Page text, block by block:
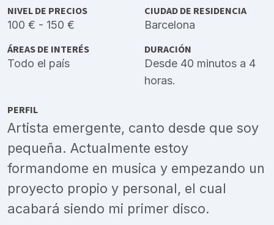
NIVEL DE PRECIOS
100 € - 150 €
CIUDAD DE RESIDENCIA
Barcelona
ÁREAS DE INTERÉS
Todo el país
DURACIÓN
Desde 40 minutos a 4
horas.
PERFIL
Artista emergente, canto desde que soy
pequeña. Actualmente estoy
formandome en musica y empezando un
proyecto propio y personal, el cual
acabará siendo mi primer disco.